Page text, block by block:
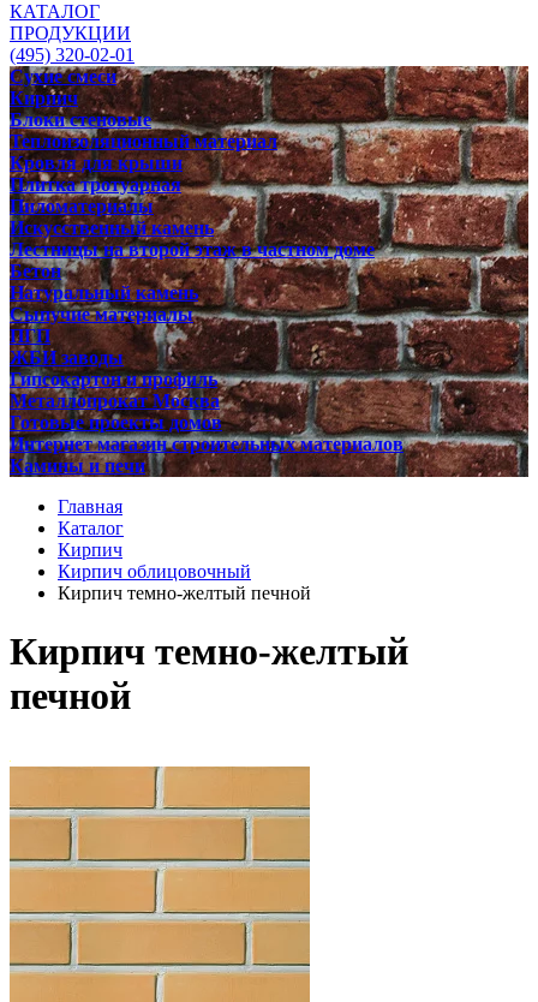
КАТАЛОГ
ПРОДУКЦИИ
(495) 320-02-01
Сухие смеси
Кирпич
Блоки стеновые
Теплоизоляционный материал
Кровля для крыши
Плитка тротуарная
Пиломатериалы
Искусственный камень
Лестницы на второй этаж в частном доме
Бетон
Натуральный камень
Сыпучие материалы
ПГП
ЖБИ заводы
Гипсокартон и профиль
Металлопрокат Москва
Готовые проекты домов
Интернет магазин строительных материалов
Камины и печи
Главная
Каталог
Кирпич
Кирпич облицовочный
Кирпич темно-желтый печной
Кирпич темно-желтый
печной